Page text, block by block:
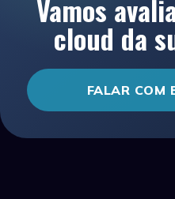
Vamos
cloud da
FALAR COM